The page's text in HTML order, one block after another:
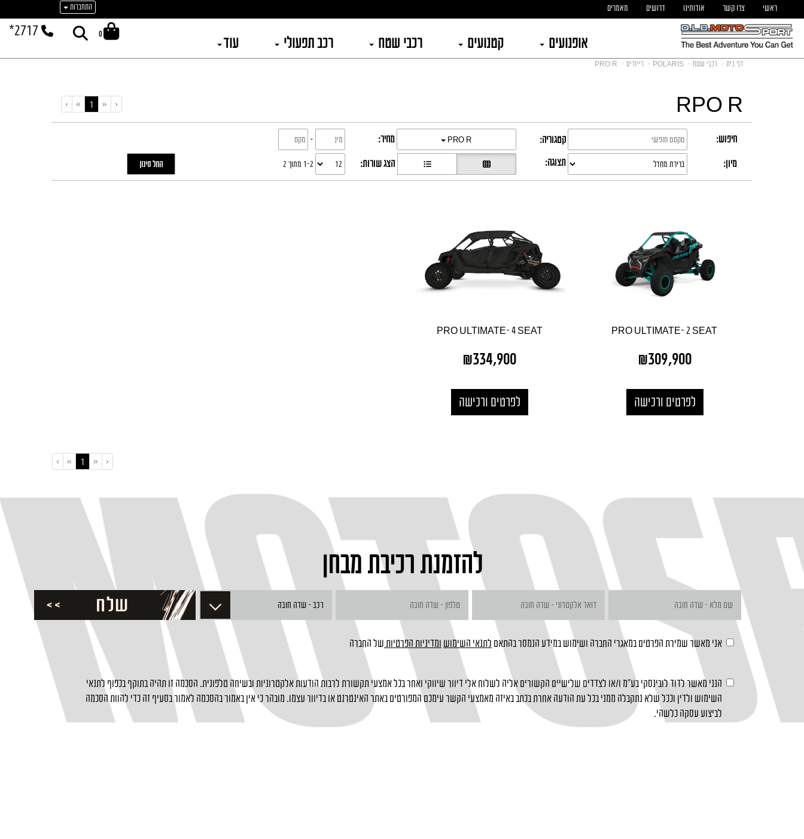
התחברות ראשי צרו קשר אודותינו דרושים מאמרים
אופנועים קטנועים רכבי שטח רכב תפעולי עוד
0
*2717
דף בית רכבי שטח POLARIS רייזרים PRO R
RPO R
‹
«
1
»
›
חיפוש: קטגוריה: PRO R מחיר: -
מיון: תצוגה: הצג שורות: 1-2 מתוך 2
PRO ULTIMATE- 2 SEAT
₪309,900
לפרטים ורכישה
PRO ULTIMATE- 4 SEAT
₪334,900
לפרטים ורכישה
‹
«
1
»
›
להזמנת רכיבת מבחן
אני מאשר שמירת הפרטים במאגרי החברה ושימוש במידע הנמסר בהתאם לתנאי השימוש ומדיניות הפרטיות של החברה
הנני מאשר לדוד לובינסקי בע"מ ו/או לצדדים שלישיים הקשורים אליה לשלוח אלי דיוור שיווקי ואחר בכל אמצעי תקשורת לרבות הודעות אלקטרוניות ובשיחה טלפונית. הסכמה זו תהיה בתוקף בכפוף לתנאי
השימוש ולדין וככל שלא נתקבלה ממני בכל עת הודעה אחרת בכתב באיזה מאמצעי הקשר עימכם המפורטים באתר האינטרנט או בדיוור עצמו. מובהר כי אין באמור בהסכמה לאמור בסעיף זה כדי להוות הסכמה
לביצוע עסקה כלשהי.